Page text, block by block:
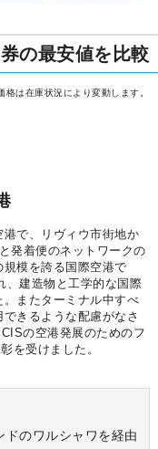
の最安値を比較
格は在庫状況により変動します。
で、リヴィウ市街地か
発着便のネットワークの
模を誇る国際空港で
、建造物と工学的な国際
またターミナル中すべ
きるような配慮がなさ
の空港発展のためのフ
を受けました。
のワルシャワを経由